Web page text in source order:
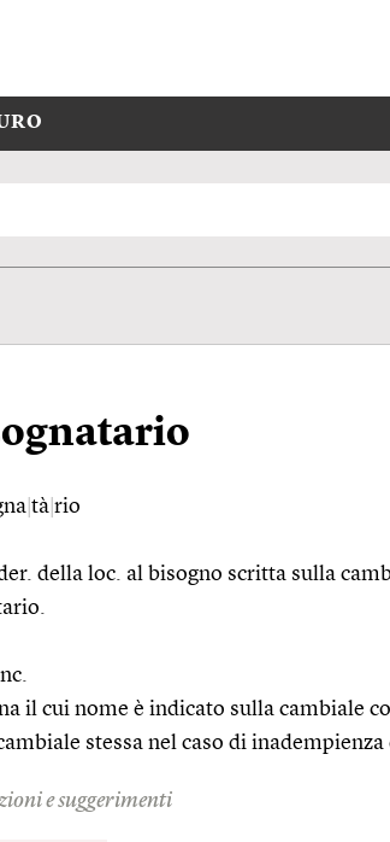
tà rio
della loc. al bisogno scritta sulla
il cui nome è indicato sulla cambiale
stessa nel caso di
e suggerimenti